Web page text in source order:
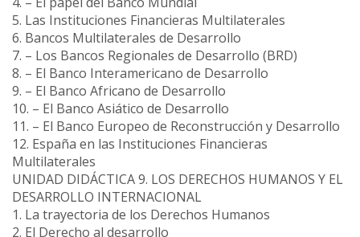
5. Las Instituciones Financieras Multilaterales
6. Bancos Multilaterales de Desarrollo
7. – Los Bancos Regionales de Desarrollo (BRD)
8. – El Banco Interamericano de Desarrollo
9. – El Banco Africano de Desarrollo
10. – El Banco Asiático de Desarrollo
11. – El Banco Europeo de Reconstrucción y Desarrollo
12. España en las Instituciones Financieras
Multilaterales
UNIDAD DIDÁCTICA 9. LOS DERECHOS HUMANOS Y EL
DESARROLLO INTERNACIONAL
1. La trayectoria de los Derechos Humanos
2. El Derecho al desarrollo